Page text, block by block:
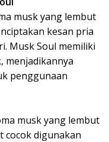
musk yang lembut
kesan pria
Musk Soul memiliki
menjadikannya
penggunaan
musk yang lembut
cocok digunakan